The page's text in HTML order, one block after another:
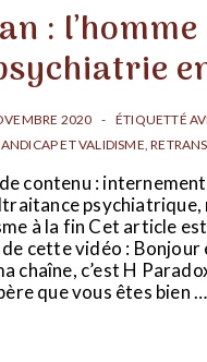
:
2020 ÉTIQUETTÉ
ET VALIDISME,
contenu : internement
psychiatrique,
à la fin Cet article
cette vidéo : Bonjour
chaîne, c’est H
que vous êtes bien …